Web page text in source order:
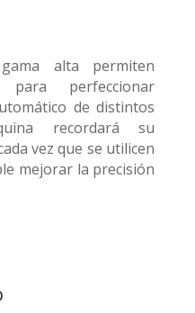
alta permiten
para perfeccionar
de distintos
recordará su
vez que se utilicen
mejorar la precisión